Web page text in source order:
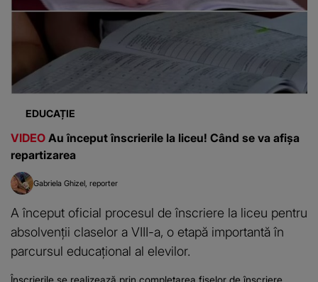
EDUCAȚIE
VIDEO Au început înscrierile la liceu! Când se va afișa
repartizarea
Gabriela Ghizel reporter
A început oficial procesul de înscriere la liceu pentru
absolvenții claselor a VIII-a, o etapă importantă în
parcursul educațional al elevilor.
Înscrierile se realizează prin completarea fișelor de înscriere,